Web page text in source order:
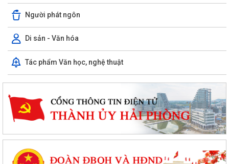
Người phát ngôn
Di sản - Văn hóa
Tác phẩm Văn học, nghệ thuật